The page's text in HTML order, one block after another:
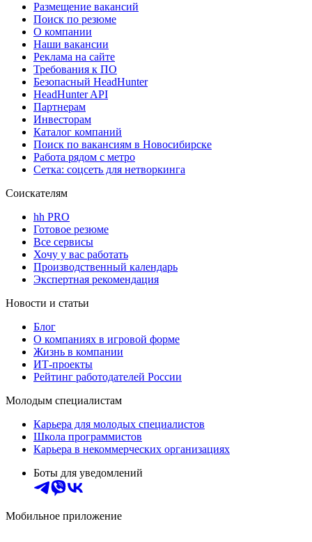
Размещение вакансий
Поиск по резюме
О компании
Наши вакансии
Реклама на сайте
Требования к ПО
Безопасный HeadHunter
HeadHunter API
Партнерам
Инвесторам
Каталог компаний
Поиск по вакансиям в Новосибирске
Работа рядом с метро
Сетка: соцсеть для нетворкинга
Соискателям
hh PRO
Готовое резюме
Все сервисы
Хочу у вас работать
Производственный календарь
Экспертная рекомендация
Новости и статьи
Блог
О компаниях в игровой форме
Жизнь в компании
ИТ-проекты
Рейтинг работодателей России
Молодым специалистам
Карьера для молодых специалистов
Школа программистов
Карьера в некоммерческих организациях
Боты для уведомлений
Мобильное приложение